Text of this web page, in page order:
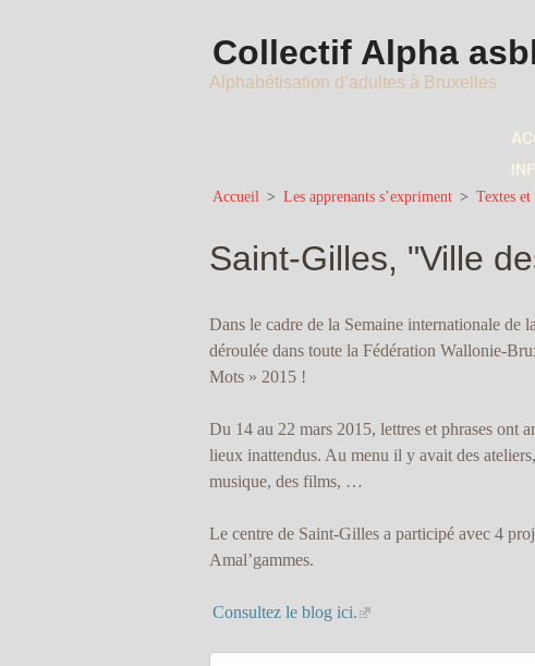
Collectif Alpha
Alphabétisation d’adultes à Bruxelles
Accueil > Les apprenants s’expriment > Textes
Saint-Gilles, "Ville
Dans le cadre de la Semaine internationale de
déroulée dans toute la Fédération Wallonie-
Mots » 2015 !
Du 14 au 22 mars 2015, lettres et phrases ont
lieux inattendus. Au menu il y avait des
musique, des films, …
Le centre de Saint-Gilles a participé avec 4
Amal’gammes.
Consultez le blog ici.